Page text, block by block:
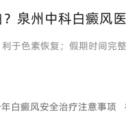
泉州中科白癜风
于色素恢复；假期时间完
白癜风安全治疗注意事项